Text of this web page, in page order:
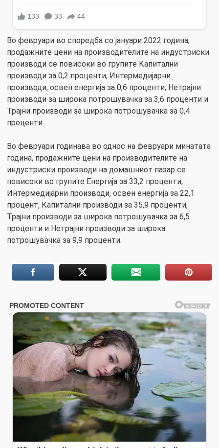
Во февруари во споредба со јануари 2022 година,
продажните цени на производителите на индустриски
производи се повисоки во групите Капитални
производи за 0,2 проценти, Интермедијарни
производи, освен енергија за 0,6 проценти, Нетрајни
производи за широка потрошувачка за 3,6 проценти и
Трајни производи за широка потрошувачка за 0,4
проценти.
Во февруари годинава во однос на февруари минатата
година, продажните цени на производителите на
индустриски производи на домашниот пазар се
повисоки во групите Енергија за 33,2 проценти,
Интермедијарни производи, освен енергија за 22,1
процент, Капитални производи за 35,9 проценти,
Трајни производи за широка потрошувачка за 6,5
проценти и Нетрајни производи за широка
потрошувачка за 9,9 проценти.